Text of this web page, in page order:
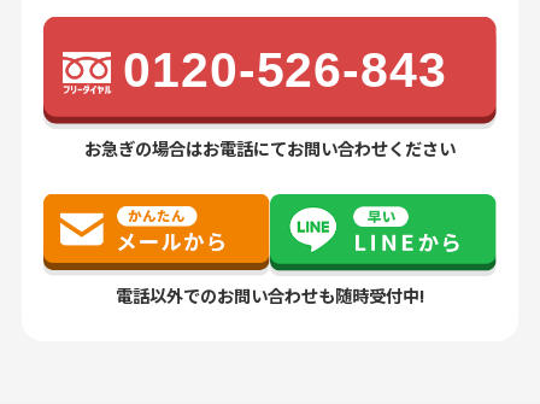
0120-526-843
お急ぎの場合はお電話にてお問い合わせください
電話以外でのお問い合わせも随時受付中!